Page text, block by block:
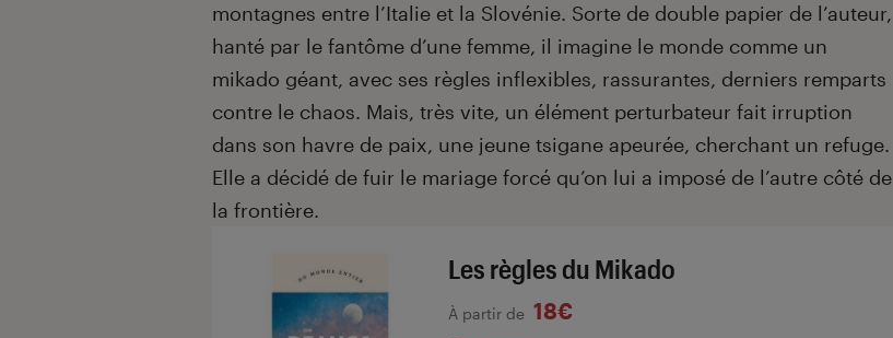
montagnes entre l’Italie et la Slovénie. Sorte de double papier de l’auteur,
hanté par le fantôme d’une femme, il imagine le monde comme un
mikado géant, avec ses règles inflexibles, rassurantes, derniers remparts
contre le chaos. Mais, très vite, un élément perturbateur fait irruption
dans son havre de paix, une jeune tsigane apeurée, cherchant un refuge.
Elle a décidé de fuir le mariage forcé qu’on lui a imposé de l’autre côté de
la frontière.
Les règles du Mikado
À partir de 18€